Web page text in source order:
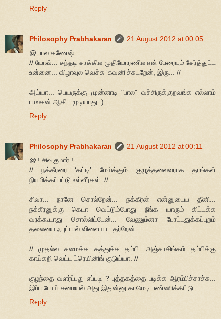
Reply
Philosophy Prabhakaran
21 August 2012 at 00:05
@ பால கணேஷ்
// யோவ்... சந்தடி சாக்கில முதியோரணில என் பேரையும் சேர்த்துட்ட
உன்னை... விழாவுல வெச்சு ‘கவனி‘ச்சுடறேன், இரு... //
அய்யா... பெயருக்கு முன்னாடி "பால" வச்சிருக்குறவங்க எல்லாம்
பாலகன் ஆகிட முடியாது :)
Reply
Philosophy Prabhakaran
21 August 2012 at 00:11
@ ! சிவகுமார் !
// நக்கீரரை ‘கட்டி’ மேய்க்கும் குழுத்தலைவராக தாங்கள்
நியமிக்கப்பட்டு உள்ளீர்கள். //
சிவா... நானே சொல்றேன்... நக்கீரன் என்னுடைய தீனி...
நக்கீரனுக்கு கெடா வெட்டும்போது நீங்க யாரும் கிட்டக்க
வரக்கூடாது சொல்லிட்டேன்... வேணும்னா போட்டதுக்கப்புறம்
தலையை ஃபுட்பால் விளையாட தர்றேன்...
// முதல்ல சமைக்க கத்துக்க தம்பி. அஞ்சாசிங்கம் தம்பிக்கு
காய்கறி வெட்ட ட்ரெயினிங் குடுய்யா. //
குழந்தை வளர்ப்பது எப்படி ? புத்தகத்தை படிக்க ஆரம்பிச்சாச்சு...
இப்ப போய் சமையல் அது இதுன்னு காமெடி பண்ணிக்கிட்டு...
Reply